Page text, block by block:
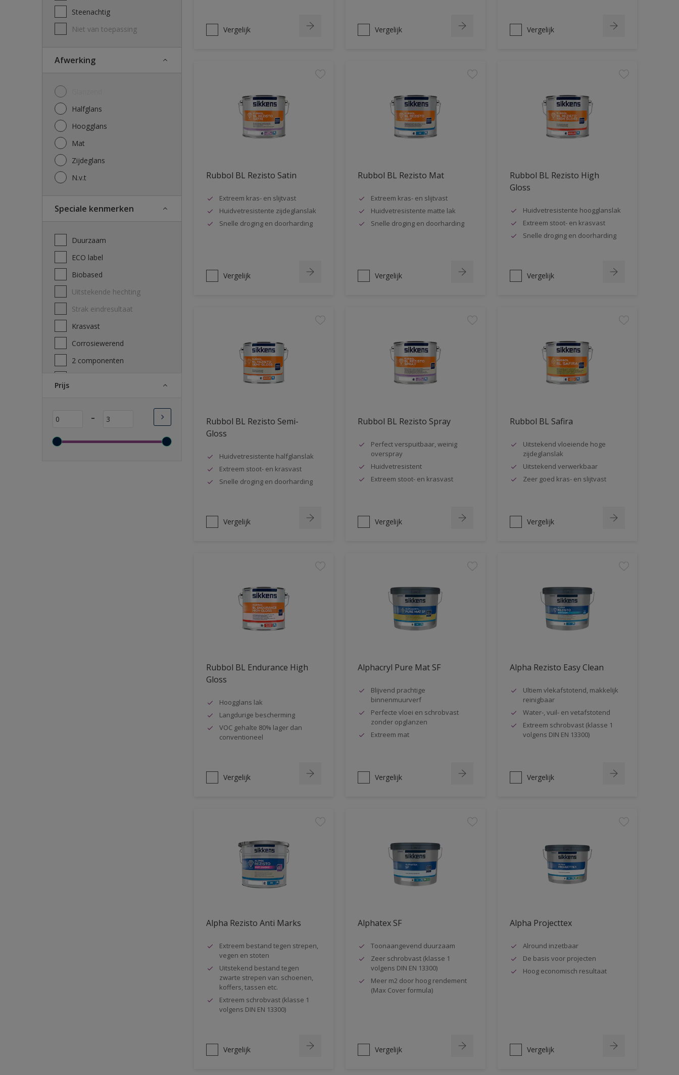
Steenachtig
Niet van toepassing
Afwerking
Halfglans
Hoogglans
Mat
Zijdeglans
N.v.t
Speciale kenmerken
Duurzaam
ECO label
Biobased
Uitstekende hechting
Strak eindresultaat
Krasvast
Corrosiewerend
2 componenten
Wasbaar
Sneldrogend
Prijs
-
Vergelijk Vergelijk Vergelijk
Rubbol BL Rezisto Satin
Extreem kras- en slijtvast
Huidvetresistente zijdeglanslak
Snelle droging en doorharding
Vergelijk
Rubbol BL Rezisto Mat
Extreem kras- en slijtvast
Huidvetresistente matte lak
Snelle droging en doorharding
Vergelijk
Rubbol BL Rezisto High
Gloss
Huidvetresistente hoogglanslak
Extreem stoot- en krasvast
Snelle droging en doorharding
Vergelijk
Rubbol BL Rezisto Semi-
Gloss
Huidvetresistente halfglanslak
Extreem stoot- en krasvast
Snelle droging en doorharding
Vergelijk
Rubbol BL Rezisto Spray
Perfect verspuitbaar, weinig
overspray
Huidvetresistent
Extreem stoot- en krasvast
Vergelijk
Rubbol BL Safira
Uitstekend vloeiende hoge
zijdeglanslak
Uitstekend verwerkbaar
Zeer goed kras- en slijtvast
Vergelijk
Rubbol BL Endurance High
Gloss
Hoogglans lak
Langdurige bescherming
VOC gehalte 80% lager dan
conventioneel
Vergelijk
Alphacryl Pure Mat SF
Blijvend prachtige
binnenmuurverf
Perfecte vloei en schrobvast
zonder opglanzen
Extreem mat
Vergelijk
Alpha Rezisto Easy Clean
Ultiem vlekafstotend, makkelijk
reinigbaar
Water-, vuil- en vetafstotend
Extreem schrobvast (klasse 1
volgens DIN EN 13300)
Vergelijk
Alpha Rezisto Anti Marks
Extreem bestand tegen strepen,
vegen en stoten
Uitstekend bestand tegen
zwarte strepen van schoenen,
koffers, tassen etc.
Extreem schrobvast (klasse 1
volgens DIN EN 13300)
Vergelijk
Alphatex SF
Toonaangevend duurzaam
Zeer schrobvast (klasse 1
volgens DIN EN 13300)
Meer m2 door hoog rendement
(Max Cover formula)
Vergelijk
Alpha Projecttex
Alround inzetbaar
De basis voor projecten
Hoog economisch resultaat
Vergelijk